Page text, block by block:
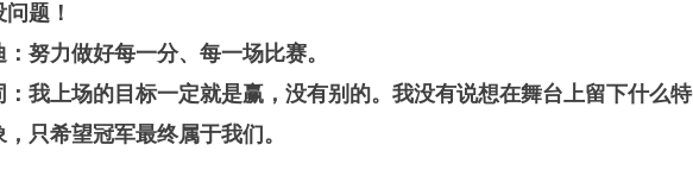
题！
：努力做好每一分、每一场比赛。
：我上场的目标一定就是赢，没有别的。我没有说想在舞台上留下什么特
只希望冠军最终属于我们。